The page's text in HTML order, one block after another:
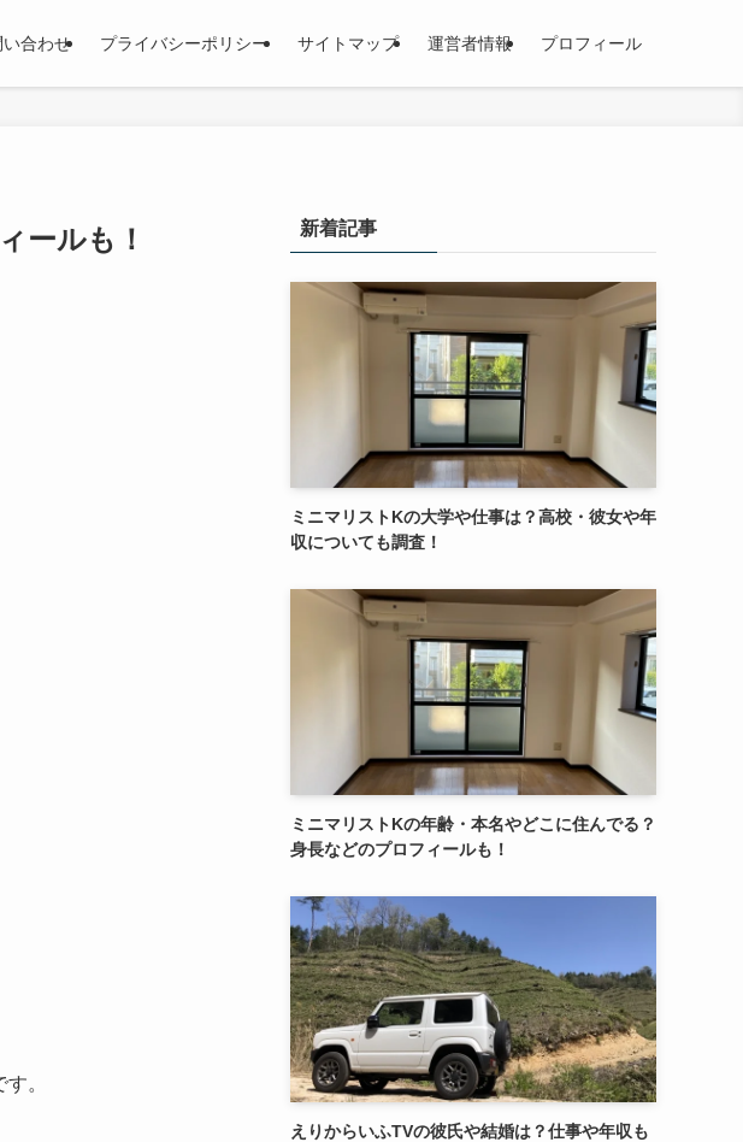
い合わせ プライバシーポリシー サイトマップ 運営者情報 プロフィール
ールも！
。
新着記事
ミニマリストKの大学や仕事は？高校・彼女や年
収についても調査！
ミニマリストKの年齢・本名やどこに住んでる？
身長などのプロフィールも！
えりからいふTVの彼氏や結婚は？仕事や年収も